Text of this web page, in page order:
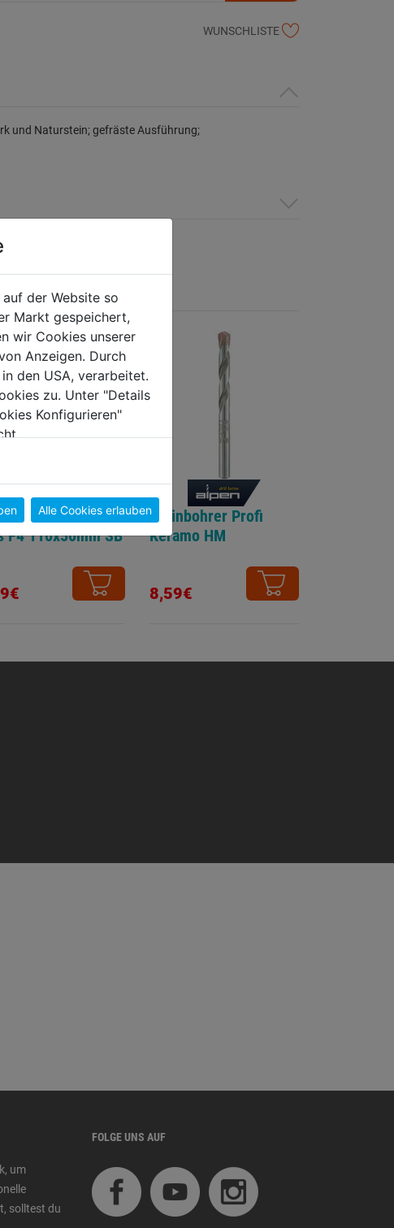
WUNSCHLISTE
und Naturstein; gefräste Ausführung;
SDS-
F4 110x50mm SB
Steinbohrer Profi
Keramo HM
8,59€
um
solltest du
FOLGE UNS AUF
der Website so
Markt gespeichert,
wir Cookies unserer
Anzeigen. Durch
den USA, verarbeitet.
zu. Unter "Details
Konfigurieren"
Alle Cookies erlauben